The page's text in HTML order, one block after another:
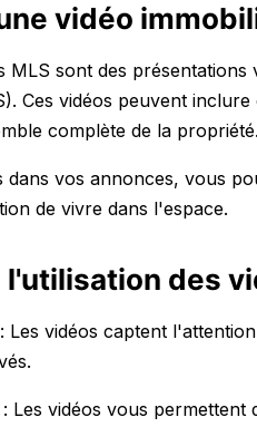
vidéo
MLS sont des
Ces vidéos peuvent
complète de la propriété.
dans vos annonces, vous
de vivre dans l'espace.
l'utilisation des
: Les vidéos captent
: Les vidéos vous